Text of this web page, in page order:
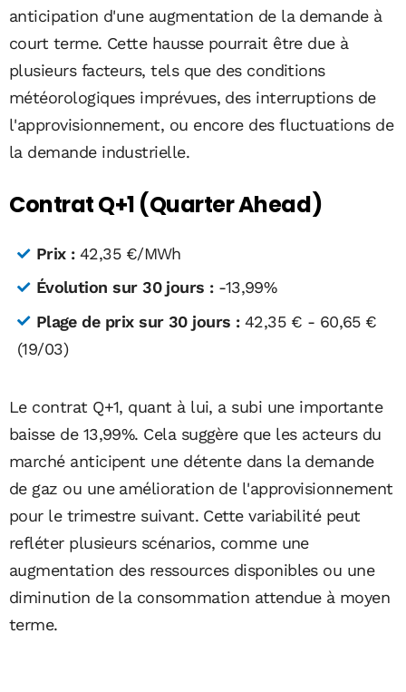
anticipation d'une augmentation de la demande à
court terme. Cette hausse pourrait être due à
plusieurs facteurs, tels que des conditions
météorologiques imprévues, des interruptions de
l'approvisionnement, ou encore des fluctuations de
la demande industrielle.
Contrat Q+1 (Quarter Ahead)
Prix :42,35 €/MWh
Évolution sur 30 jours :-13,99%
Plage de prix sur 30 jours :42,35 € - 60,65 €
(19/03)
Le contrat Q+1, quant à lui, a subi une importante
baisse de 13,99%. Cela suggère que les acteurs du
marché anticipent une détente dans la demande
de gaz ou une amélioration de l'approvisionnement
pour le trimestre suivant. Cette variabilité peut
refléter plusieurs scénarios, comme une
augmentation des ressources disponibles ou une
diminution de la consommation attendue à moyen
terme.